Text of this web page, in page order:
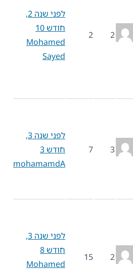
2
2
לפני שנה 2,
חודש 10
Mohamed
Sayed
3
7
לפני שנה 3,
חודש 3
mohamamdA
2
15
לפני שנה 3,
חודש 8
Mohamed